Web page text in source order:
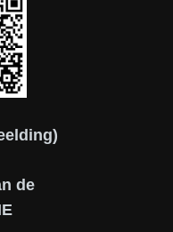
de